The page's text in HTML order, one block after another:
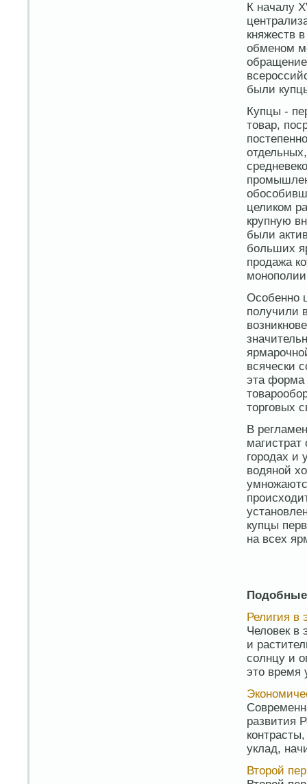
К началу
княжеств
обменом
были
Купцы -
товар,
целиком
крупную
были
больших
продажа
Особенно
получили
всячески
эта форма
торговых
В
магистрат
городах и
водяной
купцы
на всех
Религия в
Человек в
и
солнцу и
это время
развития
уклад,
Второй